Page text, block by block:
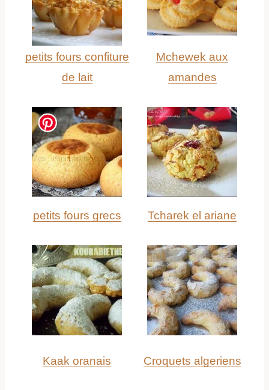
petits fours confiture
de lait
Mchewek aux
amandes
petits fours grecs Tcharek el ariane
Kaak oranais Croquets algeriens